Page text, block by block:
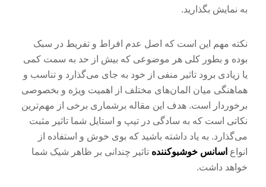
به نمایش بگذارید.
نکته مهم این است که اصل عدم افراط و تفریط در سبک
بوده و بطور کلی هر موضوعی که بیش از حد به سمت کمی
یا زیادی برود تاثیر منفی از خود به جای می‌گذارد و تناسب و
هماهنگی میان المان‌های مختلف از اهمیت ویژه و بخصوصی
برخوردار است. هدف این مقاله برشماری برخی از مهم‌ترین
نکاتی است که به سادگی در تیپ و استایل شما تاثیر مثبت
می‌گذارد. به یاد داشته باشید که بوی خوش و استفاده از
انواع اسانس خوشبوکننده تاثیر چندانی بر ظاهر شیک شما
خواهد داشت.